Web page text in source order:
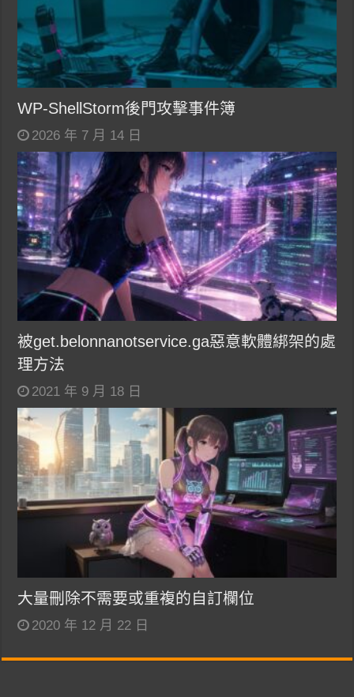
WP-ShellStorm後門攻擊事件簿
2026 年 7 月 14 日
被get.belonnanotservice.ga惡意軟體綁架的處
理方法
2021 年 9 月 18 日
大量刪除不需要或重複的自訂欄位
2020 年 12 月 22 日